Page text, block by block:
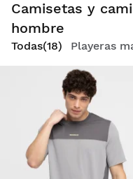
Camisetas y
hombre
Comodidad y versatilidad para pedalear o para el día a día
Todas(18) Playeras